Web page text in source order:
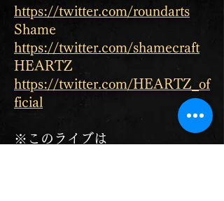
https://twitter.com/roundarts
Shame
https://twitter.com/shamecraft
HEARTZ
https://twitter.com/HEARTZ_of
ficial
※このライブは